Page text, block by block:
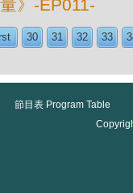
》-EP011-
30 31 32 33
節目表 Program Table